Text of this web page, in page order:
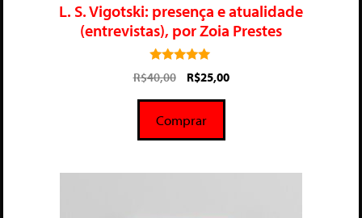
L. S. Vigotski: presença e atualidade
(entrevistas), por Zoia Prestes
5.00
de 5
R$40,00 R$25,00
Comprar